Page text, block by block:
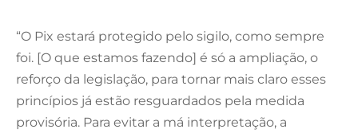
“O Pix estará protegido pelo sigilo, como sempre
foi. [O que estamos fazendo] é só a ampliação, o
reforço da legislação, para tornar mais claro esses
princípios já estão resguardados pela medida
provisória. Para evitar a má interpretação, a